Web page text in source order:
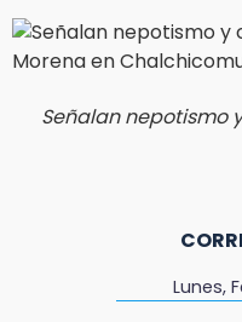
Señalan nepotismo
Lunes,